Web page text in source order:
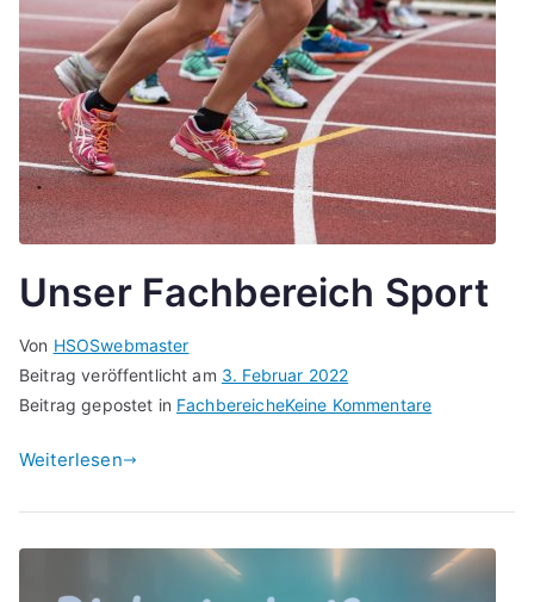
Unser Fachbereich Sport
Von HSOSwebmaster
Beitrag veröffentlicht am 3. Februar 2022
Beitrag gepostet in FachbereicheKeine Kommentarezu
Weiterlesen